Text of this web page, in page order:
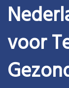
voor